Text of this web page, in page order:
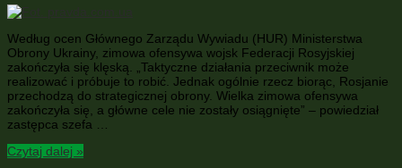
Według ocen Głównego Zarządu Wywiadu (HUR) Ministerstwa
Obrony Ukrainy, zimowa ofensywa wojsk Federacji Rosyjskiej
zakończyła się klęską. „Taktyczne działania przeciwnik może
realizować i próbuje to robić. Jednak ogólnie rzecz biorąc, Rosjanie
przechodzą do strategicznej obrony. Wielka zimowa ofensywa
zakończyła się, a główne cele nie zostały osiągnięte” – powiedział
zastępca szefa …
Czytaj dalej »